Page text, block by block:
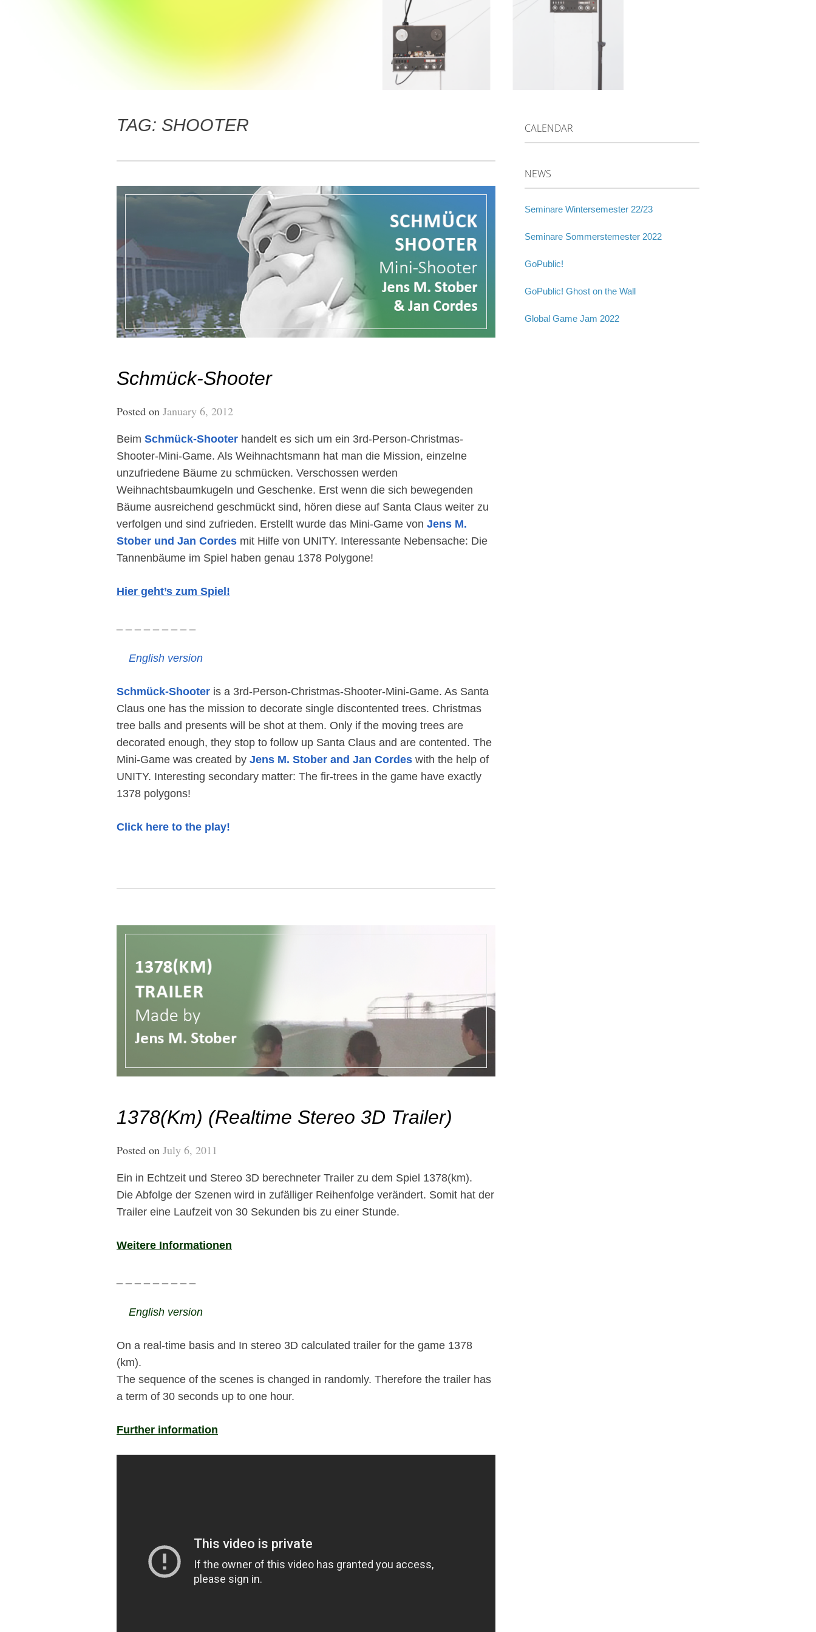
TAG: SHOOTER
Schmück-Shooter
Posted on January 6, 2012
Beim Schmück-Shooter handelt es sich um ein 3rd-Person-Christmas-
Shooter-Mini-Game. Als Weihnachtsmann hat man die Mission, einzelne
unzufriedene Bäume zu schmücken. Verschossen werden
Weihnachtsbaumkugeln und Geschenke. Erst wenn die sich bewegenden
Bäume ausreichend geschmückt sind, hören diese auf Santa Claus weiter zu
verfolgen und sind zufrieden. Erstellt wurde das Mini-Game von Jens M.
Stober und Jan Cordes mit Hilfe von UNITY. Interessante Nebensache: Die
Tannenbäume im Spiel haben genau 1378 Polygone!
Hier geht’s zum Spiel!
English version
Schmück-Shooter is a 3rd-Person-Christmas-Shooter-Mini-Game. As Santa
Claus one has the mission to decorate single discontented trees. Christmas
tree balls and presents will be shot at them. Only if the moving trees are
decorated enough, they stop to follow up Santa Claus and are contented. The
Mini-Game was created by Jens M. Stober and Jan Cordes with the help of
UNITY. Interesting secondary matter: The fir-trees in the game have exactly
1378 polygons!
Click here to the play!
1378(km) (Realtime Stereo 3D Trailer)
Posted on July 6, 2011
Ein in Echtzeit und Stereo 3D berechneter Trailer zu dem Spiel 1378(km).
Die Abfolge der Szenen wird in zufälliger Reihenfolge verändert. Somit hat der
Trailer eine Laufzeit von 30 Sekunden bis zu einer Stunde.
Weitere Informationen
English version
On a real-time basis and In stereo 3D calculated trailer for the game 1378
(km).
The sequence of the scenes is changed in randomly. Therefore the trailer has
a term of 30 seconds up to one hour.
Further information
CALENDAR
NEWS
Seminare Wintersemester 22/23
Seminare Sommerstemester 2022
GoPublic!
GoPublic! Ghost on the Wall
Global Game Jam 2022